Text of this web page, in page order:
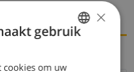
DUTCH
×
gebruik
cookies om uw